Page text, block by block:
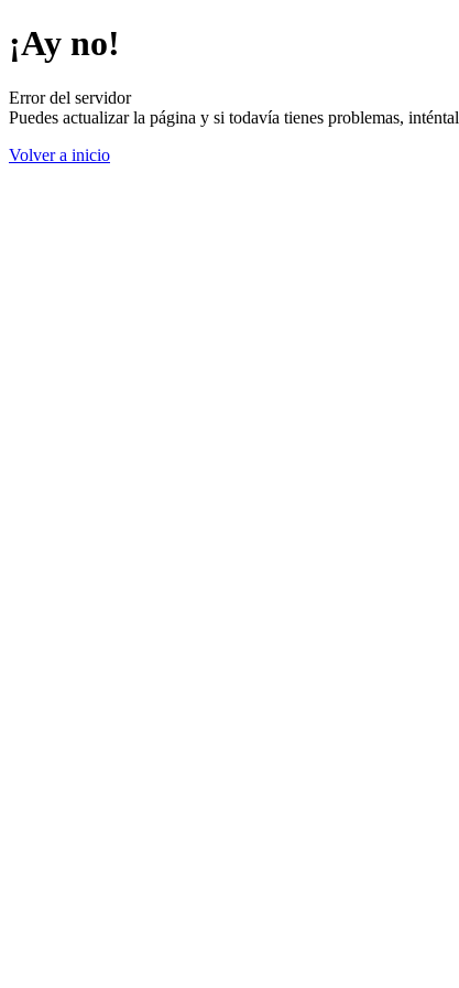
¡Ay no!
Error del servidor
Puedes actualizar la página y si todavía tienes problemas,
Volver a inicio